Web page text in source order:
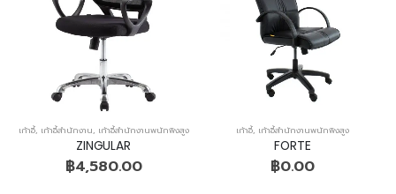
เก้าอี้, เก้าอี้สำนักงาน, เก้าอี้สำนักงานพนักพิงสูง
ZINGULAR
฿4,580.00
เก้าอี้, เก้าอี้สำนักงานพนักพิงสูง
FORTE
฿0.00